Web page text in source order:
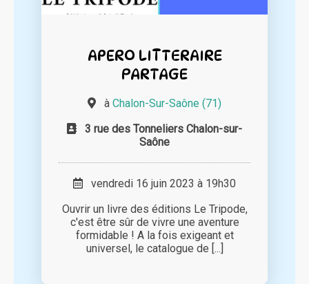
APERO LITTERAIRE
PARTAGE
à Chalon-Sur-Saône (71)
3 rue des Tonneliers Chalon-sur-
Saône
vendredi 16 juin 2023 à 19h30
Ouvrir un livre des éditions Le Tripode,
c'est être sûr de vivre une aventure
formidable ! A la fois exigeant et
universel, le catalogue de [...]